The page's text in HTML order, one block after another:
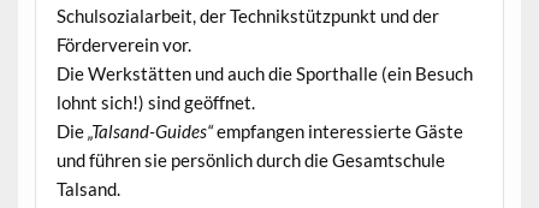
Schulsozialarbeit, der Technikstützpunkt und der
Förderverein vor.
Die Werkstätten und auch die Sporthalle (ein Besuch
lohnt sich!) sind geöffnet.
Die„Talsand-Guides“empfangen interessierte Gäste
und führen sie persönlich durch die Gesamtschule
Talsand.